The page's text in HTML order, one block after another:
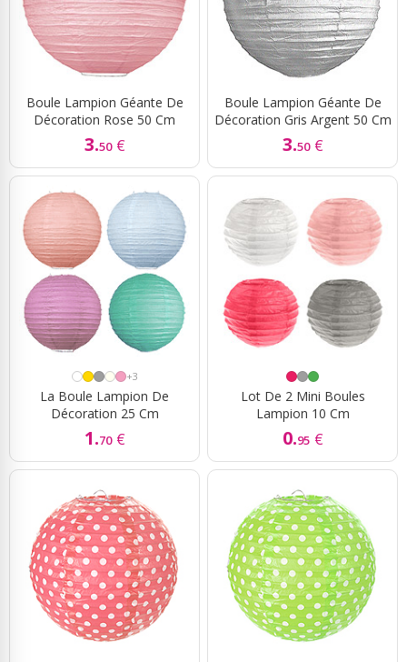
Boule Lampion Géante De
Décoration Rose 50 Cm
3.50 €
Boule Lampion Géante De
Décoration Gris Argent 50 Cm
3.50 €
+3
La Boule Lampion De
Décoration 25 Cm
1.70 €
Lot De 2 Mini Boules
Lampion 10 Cm
0.95 €